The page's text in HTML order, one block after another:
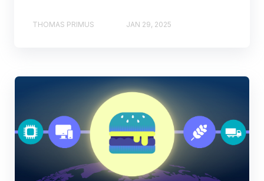
THOMAS PRIMUS JAN 29, 2025